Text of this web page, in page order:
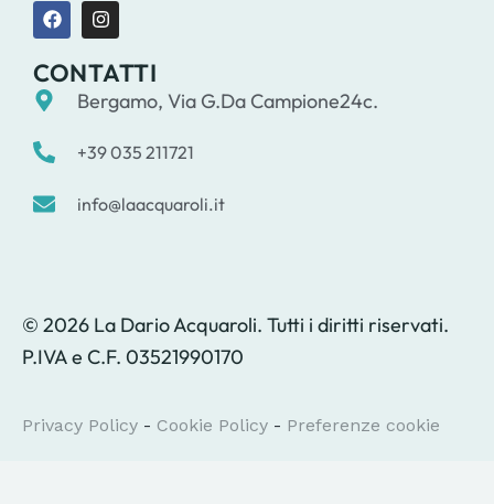
CONTATTI
Bergamo, Via G.Da Campione24c.
+39 035 211721
info@laacquaroli.it
© 2026 La Dario Acquaroli. Tutti i diritti riservati.
P.IVA e C.F. 03521990170
Privacy Policy - Cookie Policy - Preferenze cookie